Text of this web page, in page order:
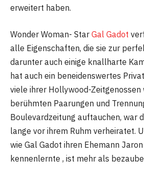
erweitert haben.
Wonder Woman- Star Gal Gadot
alle Eigenschaften, die sie zur
darunter auch einige knallharte
hat auch ein beneidenswertes
viele ihrer Hollywood-Zeitgenossen
berühmten Paarungen und
Boulevardzeitung auftauchen, war
lange vor ihrem Ruhm verheiratet.
wie Gal Gadot ihren Ehemann
kennenlernte , ist mehr als